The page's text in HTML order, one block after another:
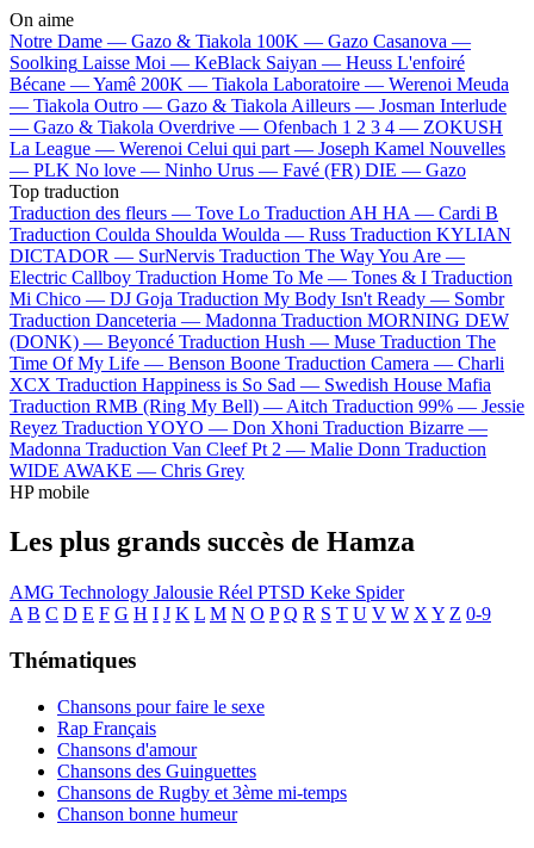
On aime
Notre Dame — Gazo & Tiakola 100K — Gazo Casanova —
Soolking Laisse Moi — KeBlack Saiyan — Heuss L'enfoiré
Bécane —Yamê 200K — Tiakola Laboratoire — Werenoi Meuda
— Tiakola Outro — Gazo & Tiakola Ailleurs — Josman Interlude
— Gazo & Tiakola Overdrive — Ofenbach 1 2 3 4 — ZOKUSH
La League — Werenoi Celui qui part — Joseph Kamel Nouvelles
— PLK No love — Ninho Urus — Favé (FR) DIE — Gazo
Top traduction
Traduction des fleurs — Tove Lo Traduction AH HA — Cardi B
Traduction Coulda Shoulda Woulda — Russ Traduction KYLIAN
DICTADOR — SurNervis Traduction The Way You Are —
Electric Callboy Traduction Home To Me — Tones & I Traduction
Mi Chico — DJ Goja Traduction My Body Isn't Ready — Sombr
Traduction Danceteria — Madonna Traduction MORNING DEW
(DONK) — Beyoncé Traduction Hush — Muse Traduction The
Time Of My Life — Benson Boone Traduction Camera — Charli
XCX Traduction Happiness is So Sad — Swedish House Mafia
Traduction RMB (Ring My Bell) — Aitch Traduction 99% — Jessie
Reyez Traduction YOYO — Don Xhoni Traduction Bizarre —
Madonna Traduction Van Cleef Pt 2 — Malie Donn Traduction
WIDE AWAKE — Chris Grey
HP mobile
Les plus grands succès de Hamza
AMG Technology Jalousie Réel PTSD Keke Spider
A B C D E F G H I J K L M N O P Q R S T U V W X Y Z 0-9
Thématiques
Chansons pour faire le sexe
Rap Français
Chansons d'amour
Chansons des Guinguettes
Chansons de Rugby et 3ème mi-temps
Chanson bonne humeur